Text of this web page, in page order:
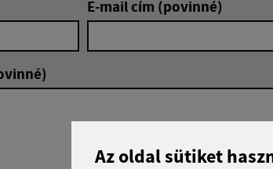
Az oldal sütiket
E-mail cím (povinné)